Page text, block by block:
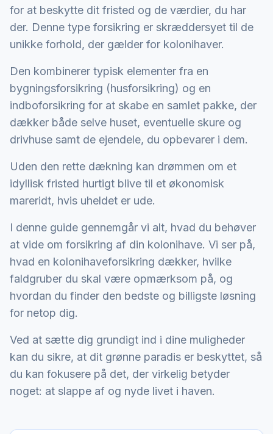
for at beskytte dit fristed og de værdier, du har
der. Denne type forsikring er skræddersyet til de
unikke forhold, der gælder for kolonihaver.
Den kombinerer typisk elementer fra en
bygningsforsikring (husforsikring) og en
indboforsikring for at skabe en samlet pakke, der
dækker både selve huset, eventuelle skure og
drivhuse samt de ejendele, du opbevarer i dem.
Uden den rette dækning kan drømmen om et
idyllisk fristed hurtigt blive til et økonomisk
mareridt, hvis uheldet er ude.
I denne guide gennemgår vi alt, hvad du behøver
at vide om forsikring af din kolonihave. Vi ser på,
hvad en kolonihaveforsikring dækker, hvilke
faldgruber du skal være opmærksom på, og
hvordan du finder den bedste og billigste løsning
for netop dig.
Ved at sætte dig grundigt ind i dine muligheder
kan du sikre, at dit grønne paradis er beskyttet, så
du kan fokusere på det, der virkelig betyder
noget: at slappe af og nyde livet i haven.